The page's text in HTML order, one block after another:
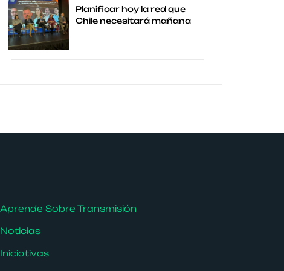
Planificar hoy la red que
Chile necesitará mañana
Aprende Sobre Transmisión
Noticias
Iniciativas